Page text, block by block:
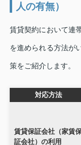
人の有無）
賃貸契約において連
を進められる方法が
策をご紹介します。
対応方法
賃貸保証会社（家賃
証会社）の利用